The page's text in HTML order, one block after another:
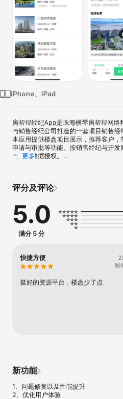
iPhone、iPad
房帮帮经纪App是珠海横琴房帮帮网
与销售经纪公司打造的一套项目销售经
本应用提供楼盘项目展示，推荐客户
申请与审批等功能。按销售经纪与开
与业务数据授权。
成交签约业务。
对接通道。
更多
评分及评论
5.0
满分 5 分
快捷方便
啦
挺好的资源平台，楼盘少了点
新功能
1、问题修复以及性能提升
2、优化用户体验